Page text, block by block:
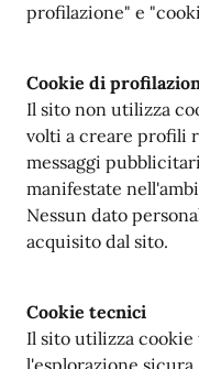
profilazione" e
Cookie di
Il sito non utilizza
volti a creare profili
messaggi
manifestate
Nessun dato
acquisito dal sito.
Cookie tecnici
Il sito utilizza
l'esplorazione